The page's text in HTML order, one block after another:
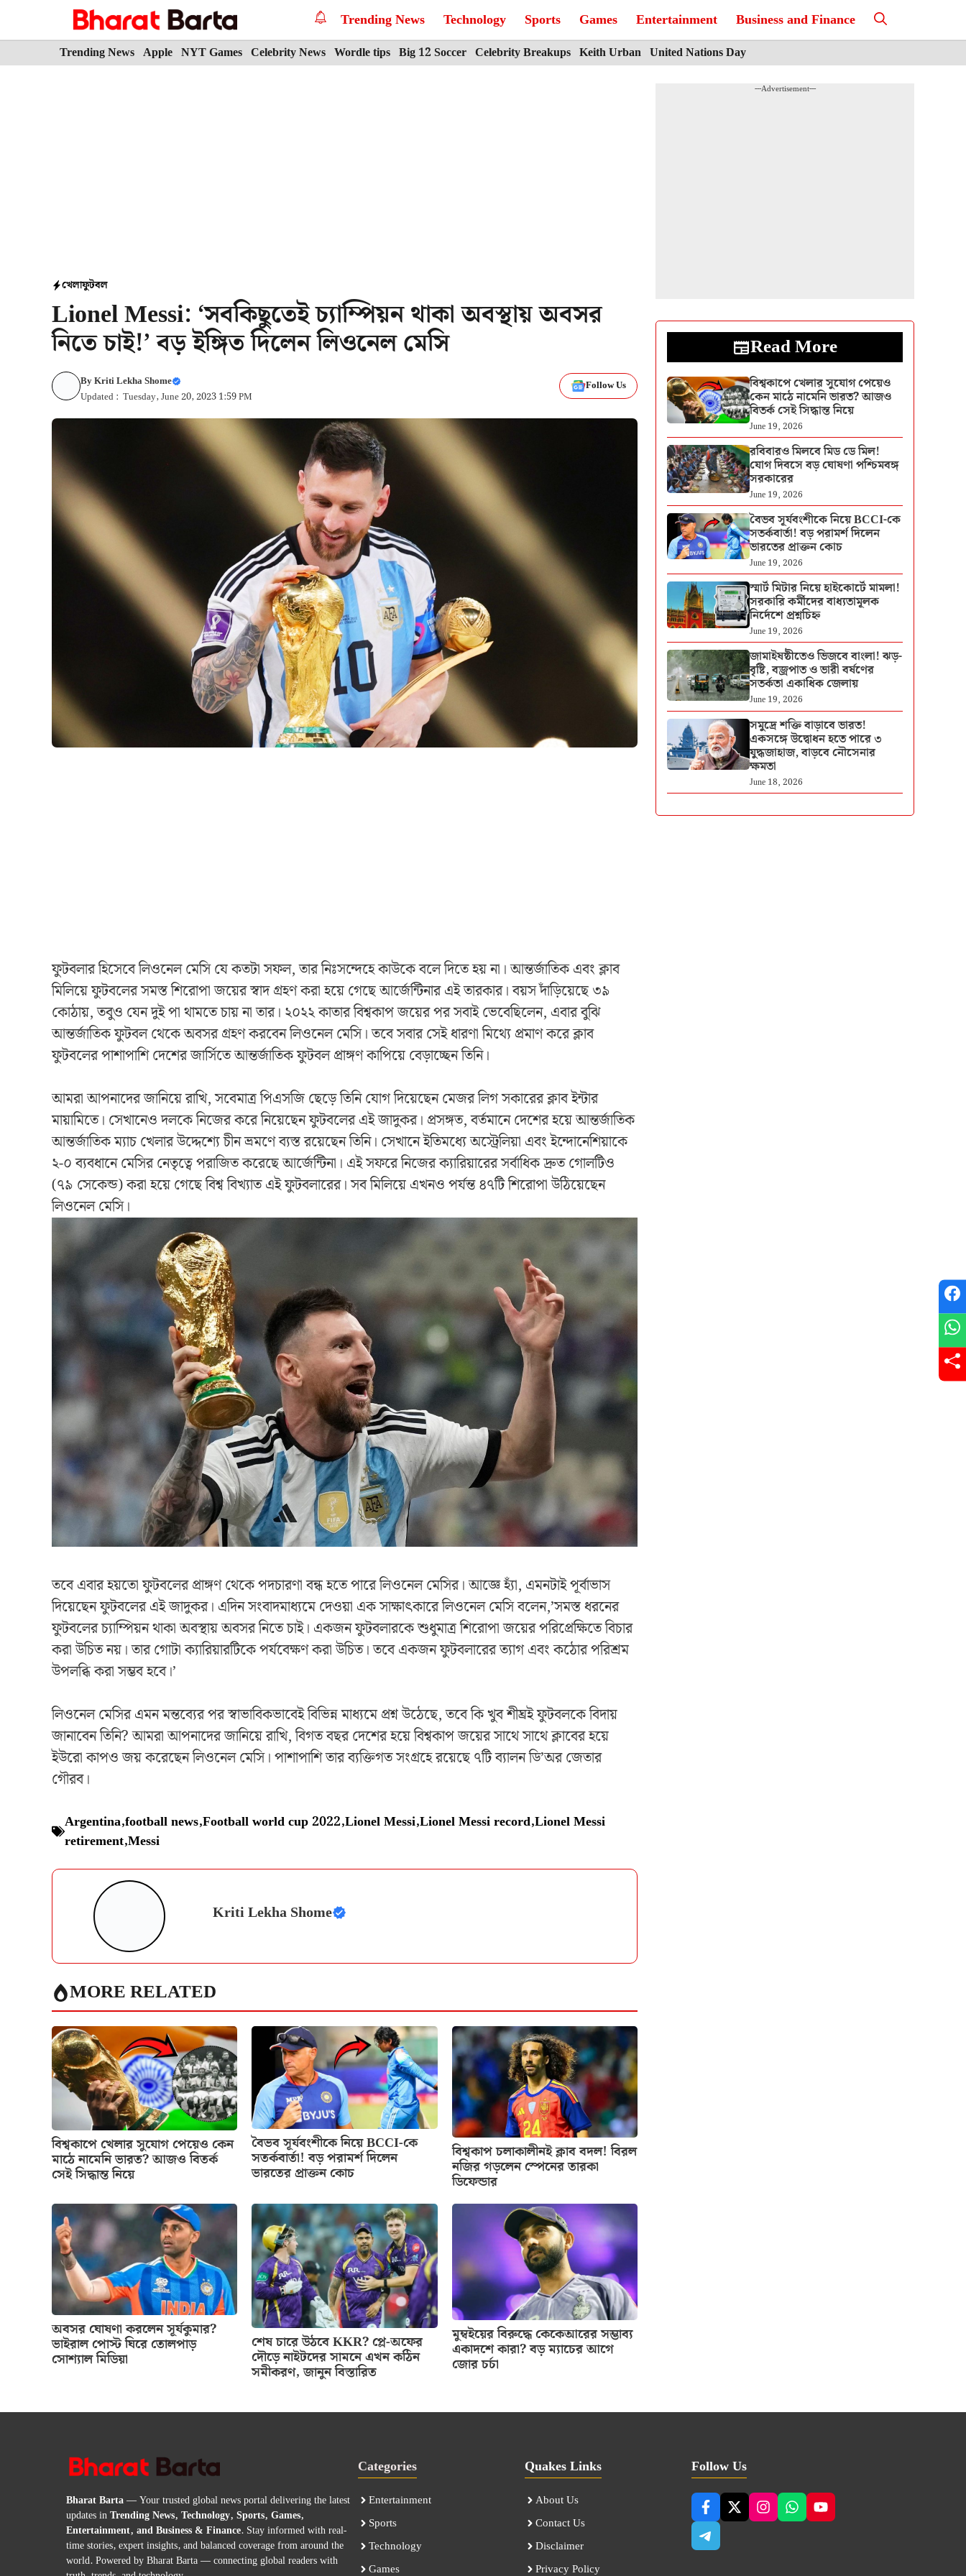
Trending News Technology Sports Games Entertainment Business and Finance
Trending News Apple NYT Games Celebrity News Wordle tips Big 12 Soccer Celebrity Breakups Keith Urban United Nations Day
খেলাফুটবল
Lionel Messi: ‘সবকিছুতেই চ্যাম্পিয়ন থাকা অবস্থায় অবসর
নিতে চাই!’ বড় ইঙ্গিত দিলেন লিওনেল মেসি
ByKriti Lekha Shome
Updated : Tuesday, June 20, 2023 1:59 PM
Follow Us
ফুটবলার হিসেবে লিওনেল মেসি যে কতটা সফল, তার নিঃসন্দেহে কাউকে বলে দিতে হয় না। আন্তর্জাতিক এবং ক্লাব
মিলিয়ে ফুটবলের সমস্ত শিরোপা জয়ের স্বাদ গ্রহণ করা হয়ে গেছে আর্জেন্টিনার এই তারকার। বয়স দাঁড়িয়েছে ৩৯
কোঠায়, তবুও যেন দুই পা থামতে চায় না তার। ২০২২ কাতার বিশ্বকাপ জয়ের পর সবাই ভেবেছিলেন, এবার বুঝি
আন্তর্জাতিক ফুটবল থেকে অবসর গ্রহণ করবেন লিওনেল মেসি। তবে সবার সেই ধারণা মিথ্যে প্রমাণ করে ক্লাব
ফুটবলের পাশাপাশি দেশের জার্সিতে আন্তর্জাতিক ফুটবল প্রাঙ্গণ কাপিয়ে বেড়াচ্ছেন তিনি।
আমরা আপনাদের জানিয়ে রাখি, সবেমাত্র পিএসজি ছেড়ে তিনি যোগ দিয়েছেন মেজর লিগ সকারের ক্লাব ইন্টার
মায়ামিতে। সেখানেও দলকে নিজের করে নিয়েছেন ফুটবলের এই জাদুকর। প্রসঙ্গত, বর্তমানে দেশের হয়ে আন্তর্জাতিক
আন্তর্জাতিক ম্যাচ খেলার উদ্দেশ্যে চীন ভ্রমণে ব্যস্ত রয়েছেন তিনি। সেখানে ইতিমধ্যে অস্ট্রেলিয়া এবং ইন্দোনেশিয়াকে
২-০ ব্যবধানে মেসির নেতৃত্বে পরাজিত করেছে আর্জেন্টিনা। এই সফরে নিজের ক্যারিয়ারের সর্বাধিক দ্রুত গোলটিও
(৭৯ সেকেন্ড) করা হয়ে গেছে বিশ্ব বিখ্যাত এই ফুটবলারের। সব মিলিয়ে এখনও পর্যন্ত ৪৭টি শিরোপা উঠিয়েছেন
লিওনেল মেসি।
তবে এবার হয়তো ফুটবলের প্রাঙ্গণ থেকে পদচারণা বন্ধ হতে পারে লিওনেল মেসির। আজ্ঞে হ্যাঁ, এমনটাই পূর্বাভাস
দিয়েছেন ফুটবলের এই জাদুকর। এদিন সংবাদমাধ্যমে দেওয়া এক সাক্ষাৎকারে লিওনেল মেসি বলেন,’সমস্ত ধরনের
ফুটবলের চ্যাম্পিয়ন থাকা অবস্থায় অবসর নিতে চাই। একজন ফুটবলারকে শুধুমাত্র শিরোপা জয়ের পরিপ্রেক্ষিতে বিচার
করা উচিত নয়। তার গোটা ক্যারিয়ারটিকে পর্যবেক্ষণ করা উচিত। তবে একজন ফুটবলারের ত্যাগ এবং কঠোর পরিশ্রম
উপলব্ধি করা সম্ভব হবে।’
লিওনেল মেসির এমন মন্তব্যের পর স্বাভাবিকভাবেই বিভিন্ন মাধ্যমে প্রশ্ন উঠেছে, তবে কি খুব শীঘ্রই ফুটবলকে বিদায়
জানাবেন তিনি? আমরা আপনাদের জানিয়ে রাখি, বিগত বছর দেশের হয়ে বিশ্বকাপ জয়ের সাথে সাথে ক্লাবের হয়ে
ইউরো কাপও জয় করেছেন লিওনেল মেসি। পাশাপাশি তার ব্যক্তিগত সংগ্রহে রয়েছে ৭টি ব্যালন ডি’অর জেতার
গৌরব।
Argentina,football news,Football world cup 2022,Lionel Messi,Lionel Messi record,Lionel Messi
retirement,Messi
MORE RELATED
বিশ্বকাপে খেলার সুযোগ পেয়েও কেন
মাঠে নামেনি ভারত? আজও বিতর্ক
সেই সিদ্ধান্ত নিয়ে
বৈভব সূর্যবংশীকে নিয়ে BCCI-কে
সতর্কবার্তা! বড় পরামর্শ দিলেন
ভারতের প্রাক্তন কোচ
বিশ্বকাপ চলাকালীনই ক্লাব বদল! বিরল
নজির গড়লেন স্পেনের তারকা
ডিফেন্ডার
অবসর ঘোষণা করলেন সূর্যকুমার?
ভাইরাল পোস্ট ঘিরে তোলপাড়
সোশ্যাল মিডিয়া
শেষ চারে উঠবে KKR? প্লে-অফের
দৌড়ে নাইটদের সামনে এখন কঠিন
সমীকরণ, জানুন বিস্তারিত
মুম্বইয়ের বিরুদ্ধে কেকেআরের সম্ভাব্য
একাদশে কারা? বড় ম্যাচের আগে
জোর চর্চা
---Advertisement---
Read More
বিশ্বকাপে খেলার সুযোগ পেয়েও
কেন মাঠে নামেনি ভারত? আজও
বিতর্ক সেই সিদ্ধান্ত নিয়ে
June 19, 2026
রবিবারও মিলবে মিড ডে মিল!
যোগ দিবসে বড় ঘোষণা পশ্চিমবঙ্গ
সরকারের
June 19, 2026
বৈভব সূর্যবংশীকে নিয়ে BCCI-কে
সতর্কবার্তা! বড় পরামর্শ দিলেন
ভারতের প্রাক্তন কোচ
June 19, 2026
স্মার্ট মিটার নিয়ে হাইকোর্টে মামলা!
সরকারি কর্মীদের বাধ্যতামূলক
নির্দেশে প্রশ্নচিহ্ন
June 19, 2026
জামাইষষ্ঠীতেও ভিজবে বাংলা! ঝড়-
বৃষ্টি, বজ্রপাত ও ভারী বর্ষণের
সতর্কতা একাধিক জেলায়
June 19, 2026
সমুদ্রে শক্তি বাড়াবে ভারত!
একসঙ্গে উদ্বোধন হতে পারে ৩
যুদ্ধজাহাজ, বাড়বে নৌসেনার
ক্ষমতা
June 18, 2026
Bharat Barta
updates inTrending News, Technology, Sports, Games,
time stories, expert insights, and balanced coverage from around the
world. Powered by Bharat Barta — connecting global readers with
truth, trends, and technology.
Categories
Sports
Technology
Games
Quakes Links
Contact Us
Disclaimer
Privacy Policy
Follow Us